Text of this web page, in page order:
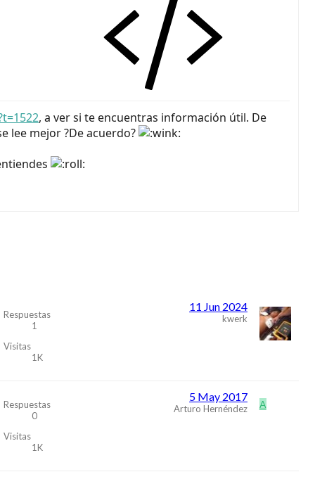
, a ver si te encuentras información útil. De
lee mejor ?De acuerdo?
Respuestas
1
Visitas
1K
11 Jun 2024
kwerk
Respuestas
0
Visitas
1K
5 May 2017
Arturo Hernéndez A